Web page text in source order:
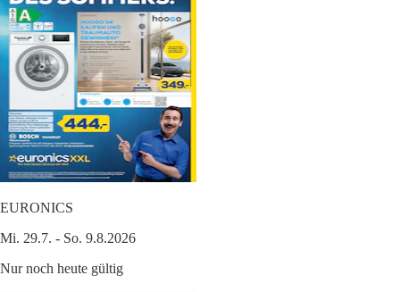
EURONICS
Mi. 29.7. - So. 9.8.2026
Nur noch heute gültig